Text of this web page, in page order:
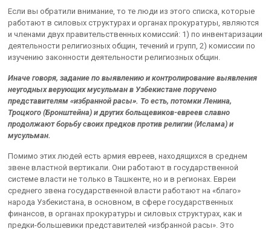
Если вы обратили внимание, то те люди из этого списка, которые
работают в силовых структурах и органах прокуратуры, являются
и членами двух правительственных комиссий: 1) по инвентаризации
деятельности религиозных общин, течений и групп, 2) комиссии по
изучению законности деятельности религиозных общин.
Иначе говоря, задание по выявлению и контролирование выявления
неугодных верующих мусульман в Узбекистане поручено
представителям «избранной расы». То есть, потомки Ленина,
Троцкого (Бронштейна) и других больщевиков-евреев славно
продолжают борьбу своих предков против религии (Ислама) и
мусульман.
Помимо этих людей есть армия евреев, находящихся в среднем
звене властной вертикали. Они работают в государственной
системе власти не только в Ташкенте, но и в регионах. Евреи
среднего звена государственной власти работают на «благо»
народа Узбекистана, в основном, в сфере государственных
финансов, в органах прокуратуры и силовых структурах, как и
предки-большевики представителей «избранной расы». Это